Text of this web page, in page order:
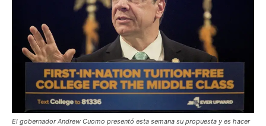
El gobernador Andrew Cuomo presentó esta semana su propuesta y es hacer